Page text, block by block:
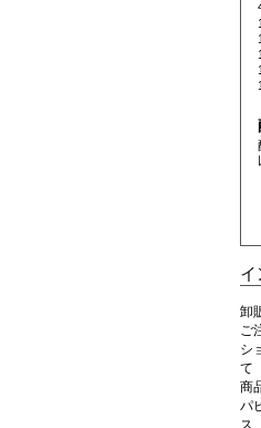
イ
卸
ご
シ
て
商
パ
ス